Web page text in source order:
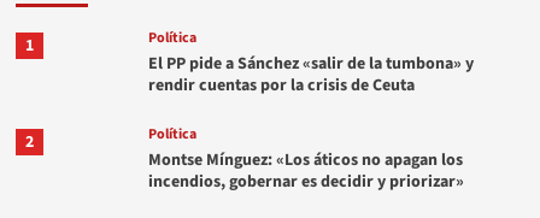
1 Política
El PP pide a Sánchez «salir de la tumbona» y
rendir cuentas por la crisis de Ceuta
2 Política
Montse Mínguez: «Los áticos no apagan los
incendios, gobernar es decidir y priorizar»